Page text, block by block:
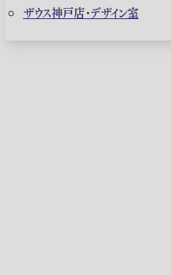
ザウス神戸店・デザイン室